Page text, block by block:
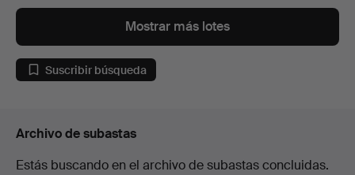
seleccionado
Mostrar más lotes
Suscribir búsqueda
Archivo de subastas
Estás buscando en el archivo de subastas concluidas.